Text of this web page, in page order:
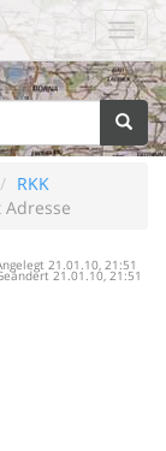
RKK
21.01.10, 21:51
21.01.10, 21:51